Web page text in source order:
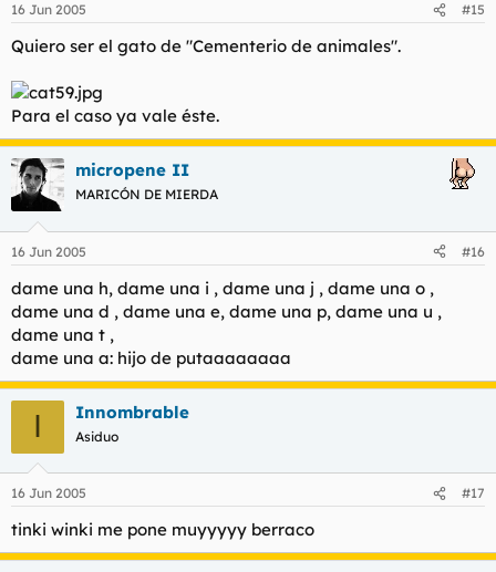
16 Jun 2005 #15
Quiero ser el gato de "Cementerio de animales".
Para el caso ya vale éste.
micropene II
MARICÓN DE MIERDA
16 Jun 2005 #16
dame una h, dame una i , dame una j , dame una o ,
dame una d , dame una e, dame una p, dame una u ,
dame una t ,
dame una a: hijo de putaaaaaaaa
I Innombrable
Asiduo
16 Jun 2005 #17
tinki winki me pone muyyyyy berraco